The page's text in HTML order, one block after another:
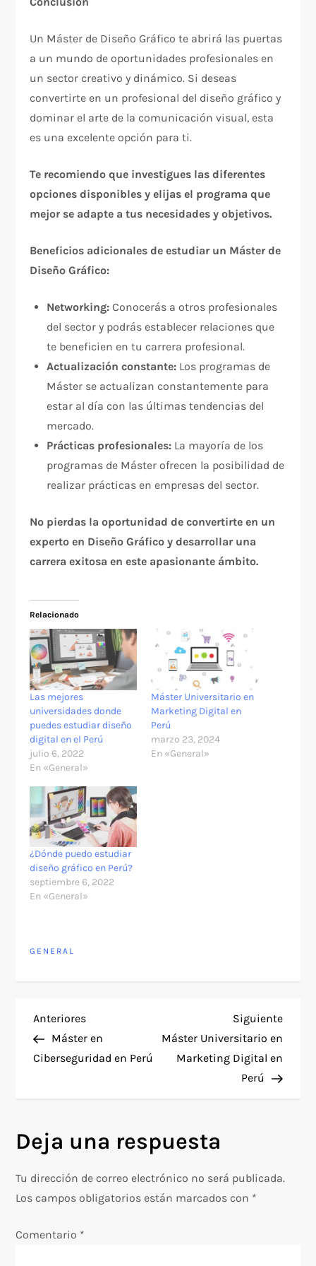
Un Máster de Diseño Gráfico te abrirá las puertas
a un mundo de oportunidades profesionales en
un sector creativo y dinámico. Si deseas
convertirte en un profesional del diseño gráfico y
dominar el arte de la comunicación visual, esta
es una excelente opción para ti.
Te recomiendo que investigues las diferentes
opciones disponibles y elijas el programa que
mejor se adapte a tus necesidades y objetivos.
Beneficios adicionales de estudiar un Máster de
Diseño Gráfico:
Networking: Conocerás a otros profesionales
del sector y podrás establecer relaciones que
te beneficien en tu carrera profesional.
Actualización constante: Los programas de
Máster se actualizan constantemente para
estar al día con las últimas tendencias del
mercado.
Prácticas profesionales: La mayoría de los
programas de Máster ofrecen la posibilidad de
realizar prácticas en empresas del sector.
No pierdas la oportunidad de convertirte en un
experto en Diseño Gráfico y desarrollar una
carrera exitosa en este apasionante ámbito.
Relacionado
Las mejores
universidades donde
puedes estudiar diseño
digital en el Perú
julio 6, 2022
En «General»
Máster Universitario en
Marketing Digital en
Perú
marzo 23, 2024
En «General»
¿Dónde puedo estudiar
diseño gráfico en Perú?
septiembre 6, 2022
En «General»
GENERAL
N
a
g
a
Entrada
anterior
Anteriores
Máster en
Ciberseguridad en Perú
Siguiente
Máster Universitario en
Marketing Digital en
Perú
Deja una respuesta
Tu dirección de correo electrónico no será publicada.
Los campos obligatorios están marcados con *
Comentario *